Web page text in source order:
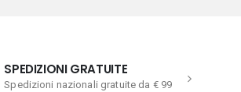
SPEDIZIONI GRATUITE
Spedizioni nazionali gratuite da € 99